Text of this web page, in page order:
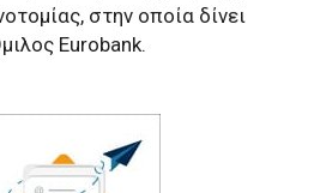
στην οποία δίνει
Eurobank.